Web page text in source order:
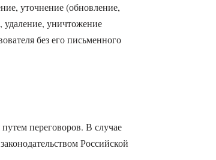
уточнение (обновление,
удаление, уничтожение
без его письменного
переговоров. В случае
Российской